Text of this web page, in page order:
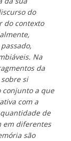
do
do contexto
Na
da
si
conjunto a que
com a
de
em diferentes
são